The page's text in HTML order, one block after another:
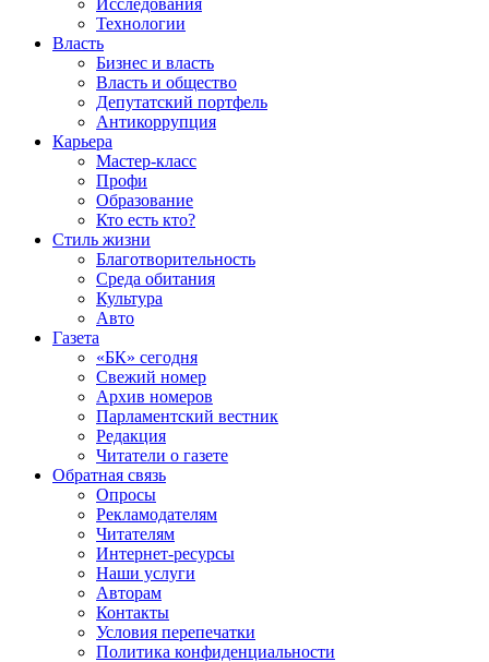
Исследования
Технологии
Власть
Бизнес и власть
Власть и общество
Депутатский портфель
Антикоррупция
Карьера
Мастер-класс
Профи
Образование
Кто есть кто?
Стиль жизни
Благотворительность
Среда обитания
Культура
Авто
Газета
«БК» сегодня
Свежий номер
Архив номеров
Парламентский вестник
Редакция
Читатели о газете
Обратная связь
Опросы
Рекламодателям
Читателям
Интернет-ресурсы
Наши услуги
Авторам
Контакты
Условия перепечатки
Политика конфиденциальности